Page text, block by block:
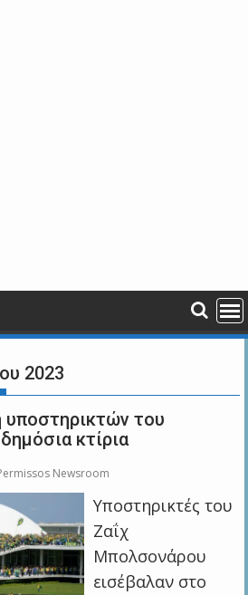
2023
υποστηρικτών του
κτίρια
Newsroom
Υποστηρικτές του
Ζαΐχ
Μπολσονάρου
εισέβαλαν στο